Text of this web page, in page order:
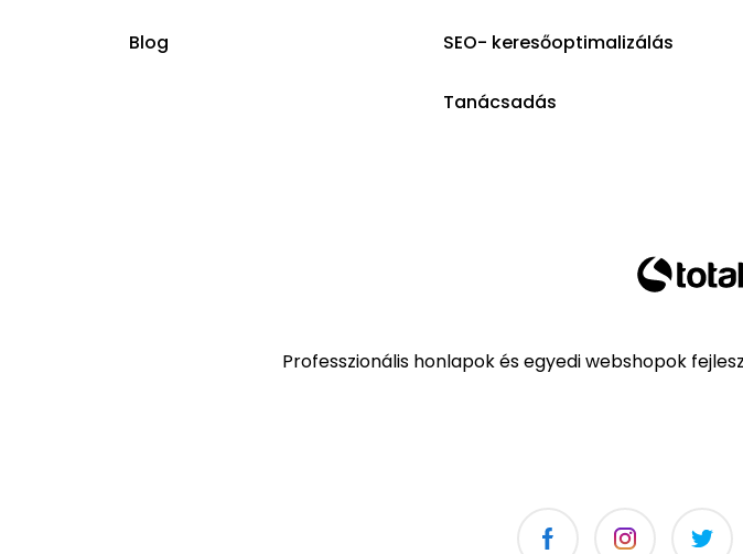
Blog SEO- keresőoptimalizálás
Tanácsadás
Professzionális honlapok és egyedi webshopok